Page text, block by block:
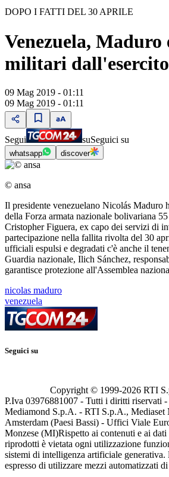
DOPO I FATTI DEL 30 APRILE
Venezuela, Maduro
militari
09 Mag 2019 - 01:11
09 Mag 2019 - 01:11
Segui suSeguici su
whatsapp discover
© ansa
Il presidente venezuelano Nicolás Maduro
della Forza armata nazionale bolivariana
Cristopher Figuera, ex capo dei servizi di
partecipazione nella fallita rivolta del 30
ufficiali espulsi e degradati c'è anche il
Guardia nazionale, Ilich Sánchez,
garantisce protezione all'Assemblea
nicolas maduro
venezuela
Seguici su
Copyright © 1999-2026 RTI
P.Iva 03976881007 - Tutti i diritti riservati
Mediamond S.p.A. - RTI S.p.A., Mediaset
Amsterdam (Paesi Bassi) - Uffici Viale
Monzese (MI)Rispetto ai contenuti e ai dati
riprodotti è vietata ogni utilizzazione
sistemi di intelligenza artificiale
espresso di utilizzare mezzi automatizzati